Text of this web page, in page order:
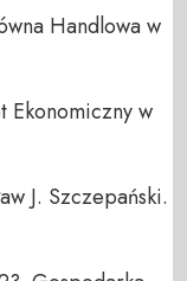
Handlowa w
w
J. Szczepański.